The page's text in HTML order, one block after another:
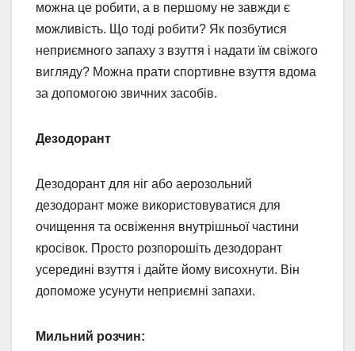
можна це робити, а в першому не завжди є
можливість. Що тоді робити? Як позбутися
неприємного запаху з взуття і надати їм свіжого
вигляду? Можна прати спортивне взуття вдома
за допомогою звичних засобів.
Дезодорант
Дезодорант для ніг або аерозольний
дезодорант може використовуватися для
очищення та освіження внутрішньої частини
кросівок. Просто розпорошіть дезодорант
усередині взуття і дайте йому висохнути. Він
допоможе усунути неприємні запахи.
Мильний розчин: